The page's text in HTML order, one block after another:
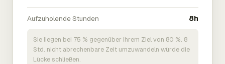
Aufzuholende Stunden 8h
Sie liegen bei 75 % gegenüber Ihrem Ziel von 80 %. 8
Std. nicht abrechenbare Zeit umzuwandeln würde die
Lücke schließen.